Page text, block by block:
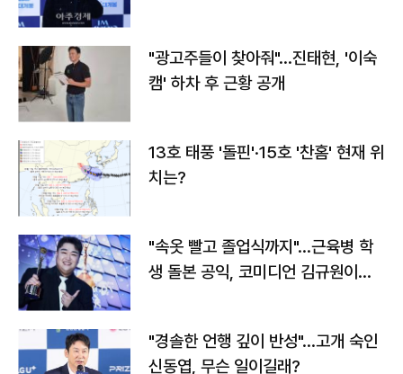
"광고주들이 찾아줘"…진태현, '이숙
캠' 하차 후 근황 공개
13호 태풍 '돌핀'·15호 '찬홈' 현재 위
치는?
"속옷 빨고 졸업식까지"…근육병 학
생 돌본 공익, 코미디언 김규원이었
"경솔한 언행 깊이 반성"…고개 숙인
신동엽, 무슨 일이길래?